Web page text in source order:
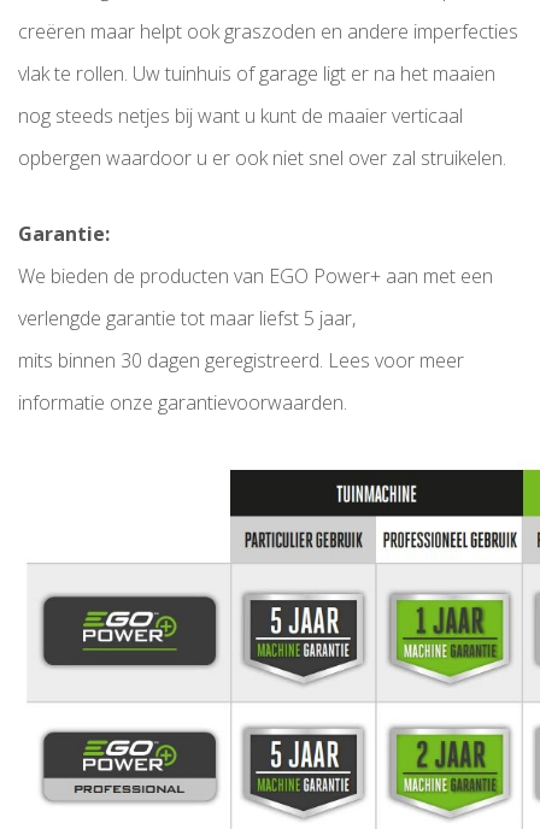
creëren maar helpt ook graszoden en andere imperfecties
vlak te rollen. Uw tuinhuis of garage ligt er na het maaien
nog steeds netjes bij want u kunt de maaier verticaal
opbergen waardoor u er ook niet snel over zal struikelen.
Garantie:
We bieden de producten van EGO Power+ aan met een
verlengde garantie tot maar liefst 5 jaar,
mits binnen 30 dagen geregistreerd. Lees voor meer
informatie onze garantievoorwaarden.